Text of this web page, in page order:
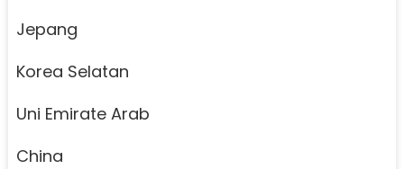
Jepang
Korea Selatan
Uni Emirate Arab
China